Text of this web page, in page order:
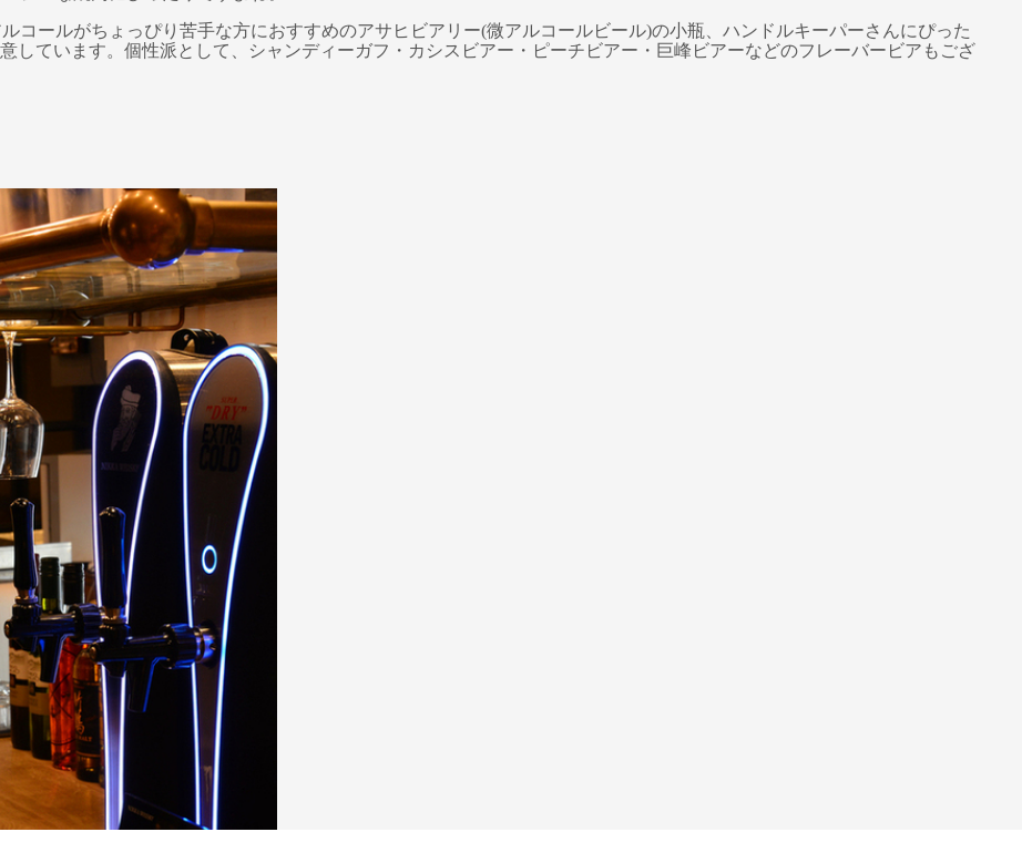
コールがちょっぴり苦手な方におすすめのアサヒビアリー(微アルコールビール)の小瓶、ハンドルキーパーさんにぴった
しています。個性派として、シャンディーガフ・カシスビアー・ピーチビアー・巨峰ビアーなどのフレーバービアもござ